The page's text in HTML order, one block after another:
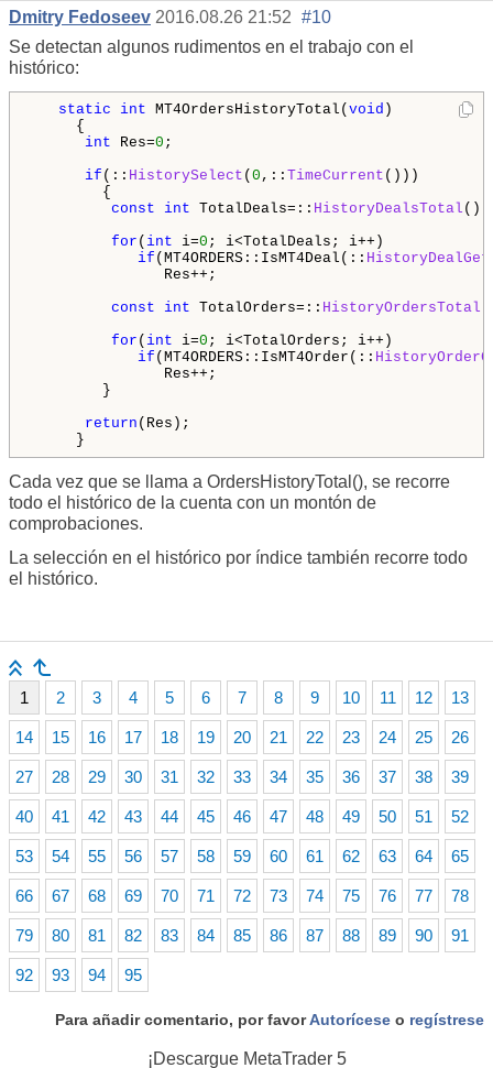
Dmitry Fedoseev 2016.08.26 21:52 #10
Se detectan algunos rudimentos en el trabajo con el
histórico:
static int MT4OrdersHistoryTotal( void )
{
int Res=0 ;
if (:: HistorySelect ( 0 ,:: TimeCurrent ()))
{
const
int TotalDeals=:: HistoryDealsTotal ();
for ( int i=0 ; i<TotalDeals; i++)
if (MT4ORDERS::IsMT4Deal(::
Res++;
const
int TotalOrders=:: HistoryOrdersTotal
for ( int i=0 ; i<TotalOrders; i++)
if (MT4ORDERS::IsMT4Order(::
Res++;
}
return (Res);
}
Cada vez que se llama a OrdersHistoryTotal(), se recorre
todo el histórico de la cuenta con un montón de
comprobaciones.
La selección en el histórico por índice también recorre todo
el histórico.
1 2 3 4 5 6 7 8 9 10 11 12 13
14 15 16 17 18 19 20 21 22 23 24 25 26
27 28 29 30 31 32 33 34 35 36 37 38 39
40 41 42 43 44 45 46 47 48 49 50 51 52
53 54 55 56 57 58 59 60 61 62 63 64 65
66 67 68 69 70 71 72 73 74 75 76 77 78
79 80 81 82 83 84 85 86 87 88 89 90 91
92 93 94 95
Para añadir comentario, por favorAutorícese o regístrese
¡Descargue MetaTrader 5